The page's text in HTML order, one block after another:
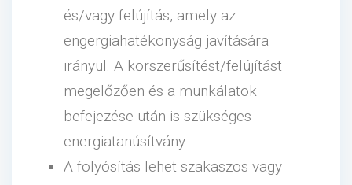
és/vagy felújítás, amely az
engergiahatékonyság javítására
irányul. A korszerűsítést/felújítást
megelőzően és a munkálatok
befejezése után is szükséges
energiatanúsítvány.
A folyósítás lehet szakaszos vagy